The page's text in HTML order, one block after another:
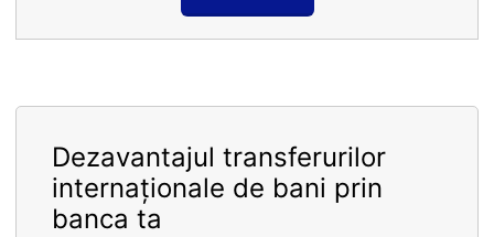
Dezavantajul transferurilor
internaționale de bani prin
banca ta